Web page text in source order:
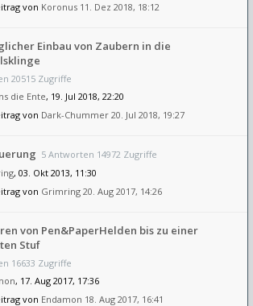
von Koronus 11. Dez 2018, 18:12
Einbau von Zaubern in die
20515 Zugriffe
die Ente, 19. Jul 2018, 22:20
von Dark-Chummer 20. Jul 2018, 19:27
5 Antworten 14972 Zugriffe
, 03. Okt 2013, 11:30
von Grimring 20. Aug 2017, 14:26
von Pen&PaperHelden bis zu einer
Stuf
16633 Zugriffe
, 17. Aug 2017, 17:36
von Endamon 18. Aug 2017, 16:41